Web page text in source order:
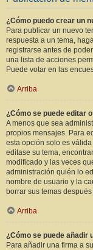
¿Cómo puedo crear un
Para publicar un nuevo
respuesta a un tema,
registrarse antes de
una lista de acciones
Puede votar en las
Arriba
¿Cómo se puede editar
A menos que sea
propios mensajes. Para
esta opción solo es
editase su tema,
modificado y las veces
administración quién lo
nombre de usuario y la
borrar sus temas
Arriba
¿Cómo se puede añadir
Para añadir una firma a